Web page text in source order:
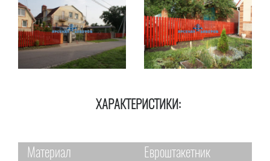
ХАРАКТЕРИСТИКИ:
Материал
Евроштакетник